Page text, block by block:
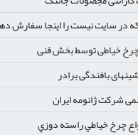
سایت نیست را اینجا سفارش دهید.
خیاطی توسط بخش فنی
بافندگی برادر
ژانومه ایران
خياطي راسته دوزي